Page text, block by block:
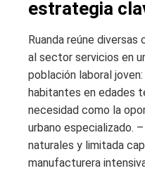
estrategia
Ruanda reúne
al sector servicios en
población laboral
habitantes en edades
necesidad como la
urbano especializado.
naturales y limitada
manufacturera